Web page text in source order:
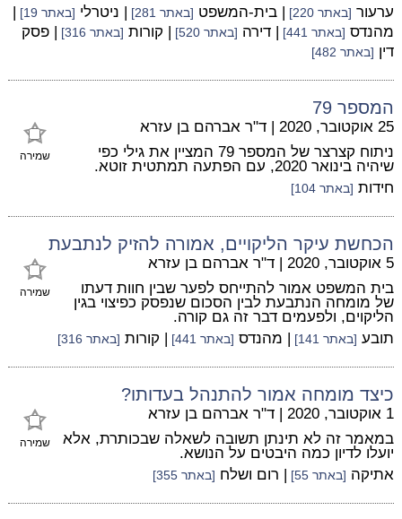
ערעור [באתר 220] | בית-המשפט [באתר 281] | ניטרלי [באתר 19]
|
מהנדס [באתר 441] | דירה [באתר 520] | קורות [באתר 316]
| פסק
דין [באתר 482]
המספר 79
שמירה
25 אוקטובר, 2020 | ד"ר אברהם בן עזרא
ניתוח קצרצר של המספר 79 המציין את גילי כפי
שיהיה בינואר 2020, עם הפתעה תמתטית זוטא.
חידות [באתר 104]
הכחשת עיקר הליקויים, אמורה להזיק לנתבעת
שמירה
5 אוקטובר, 2020 | ד"ר אברהם בן עזרא
בית המשפט אמור להתייחס לפער שבין חוות דעתו
של מומחה הנתבעת לבין הסכום שנפסק כפיצוי בגין
הליקוים, ולפעמים דבר זה גם קורה.
תובע [באתר 141] | מהנדס [באתר 441] | קורות [באתר 316]
כיצד מומחה אמור להתנהל בעדותו?
שמירה
1 אוקטובר, 2020 | ד"ר אברהם בן עזרא
במאמר זה לא תינתן תשובה לשאלה שבכותרת, אלא
יועלו לדיון כמה היבטים על הנושא.
אתיקה [באתר 55] | רום ושלח [באתר 355]